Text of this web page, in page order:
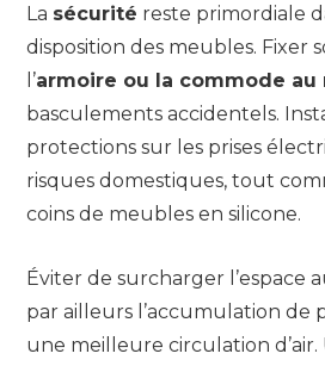
La sécurité reste primordiale
disposition des meubles. Fixer
l’armoire ou la commode au
basculements accidentels.
protections sur les prises
risques domestiques, tout
coins de meubles en silicone.
Éviter de surcharger l’espace
par ailleurs l’accumulation de
une meilleure circulation d’air.